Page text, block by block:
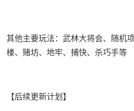
其他主要玩法：武林大将会、随机
楼、赌坊、地牢、捕快、杀巧手等
【后续更新计划】